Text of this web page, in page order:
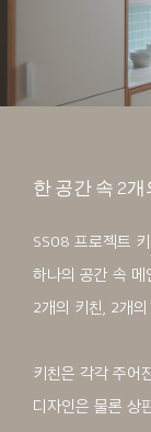
한 공간 속 2
SS08 프로젝트
하나의 공간 속 메
2개의 키친, 2개의
키친은 각각 주어
디자인은 물론 상